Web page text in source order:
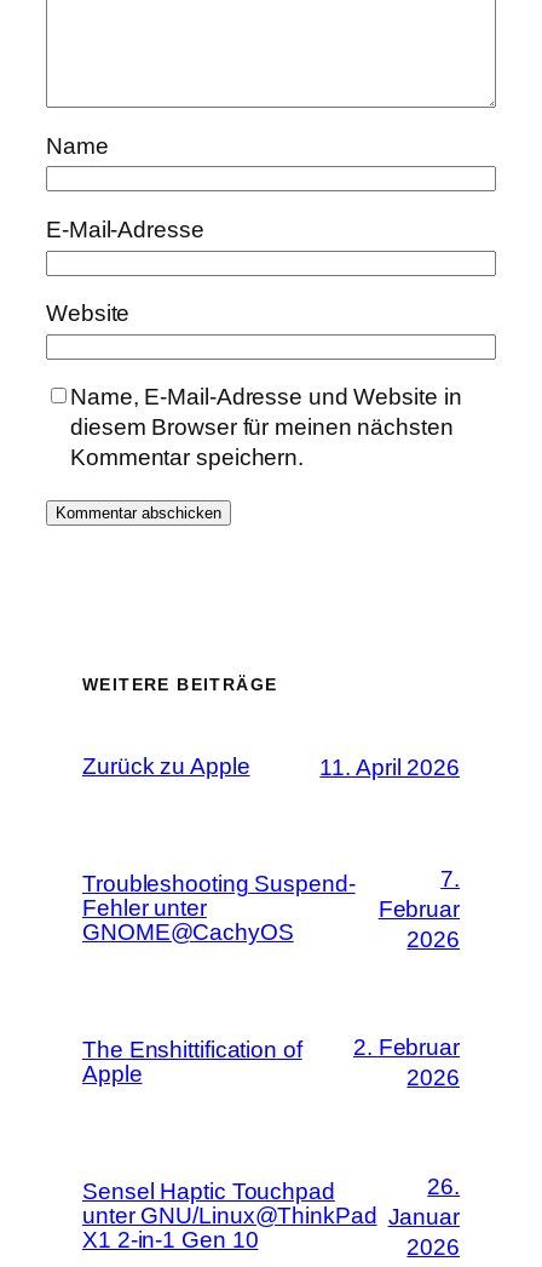
Name
E-Mail-Adresse
Website
Name, E-Mail-Adresse und Website in
diesem Browser für meinen nächsten
Kommentar speichern.
WEITERE BEITRÄGE
Zurück zu Apple 11. April 2026
Troubleshooting Suspend-
Fehler unter
GNOME@CachyOS
7.
Februar
2026
The Enshittification of
Apple
2. Februar
2026
Sensel Haptic Touchpad
unter GNU/Linux@ThinkPad
X1 2-in-1 Gen 10
26.
Januar
2026